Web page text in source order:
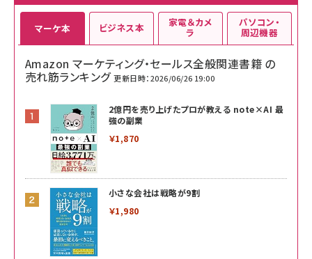
マーケ本
Amazon マーケティング・セールス全般関連書籍 の
売れ筋ランキング 更新日時：2026/06/26 19:00
2億円を売り上げたプロが教える note×AI 最
強の副業
￥1,870
小さな会社は戦略が9割
￥1,980
ビジネス本 家電＆カメ
ラ
パソコン・
周辺機器